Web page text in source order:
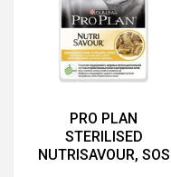
PRO PLAN
STERILISED
NUTRISAVOUR, SOS